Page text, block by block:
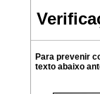
Para prevenir
texto abaixo